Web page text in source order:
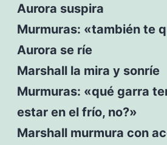
Aurora suspira
Murmuras: «también te
Aurora se ríe
Marshall la mira y sonríe
Murmuras: «qué garra
estar en el frío, no?»
Marshall murmura con